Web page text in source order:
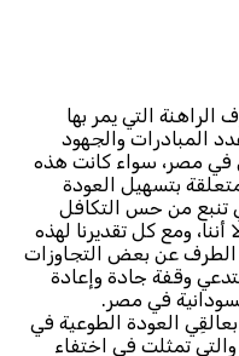
التي يمر بها
المبادرات والجهود
في مصر، سواء كانت هذه
بتسهيل العودة
تنبع من حس التكافل
ومع كل تقديرنا لهذه
الطرف عن بعض التجاوزات
وقفة جادة وإعادة
في مصر.
العودة الطوعية في
تمثلت في اختفاء